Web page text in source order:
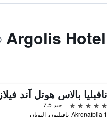
نافبليا بالاس هوتل آند فيلاز
5 نجوم
جيد 7.5
Akronafplia 1, نافبليون, اليونان